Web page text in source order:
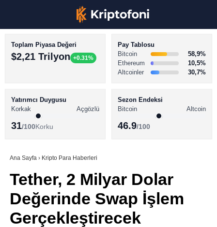
Youtube
TikTok
BİTCOİN HABERLERİ
ALTCOİN HABERLERİ
SÖZLÜK
Toplam Piyasa Değeri
$2,21 Trilyon +0.31%
Pay Tablosu
Bitcoin
58,9%
Ethereum
10,5%
Altcoinler
30,7%
Yatırımcı Duygusu
Korkak
Açgözlü
31/100Korku
Sezon Endeksi
Bitcoin
Altcoin
46.9/100
Ana Sayfa › Kripto Para Haberleri
Tether, 2 Milyar Dolar
Değerinde Swap İşlem
Gerçekleştirecek